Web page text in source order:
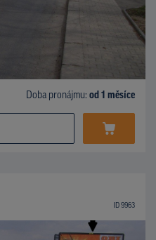
Doba pronájmu: od 1 měsíce
ID 9963